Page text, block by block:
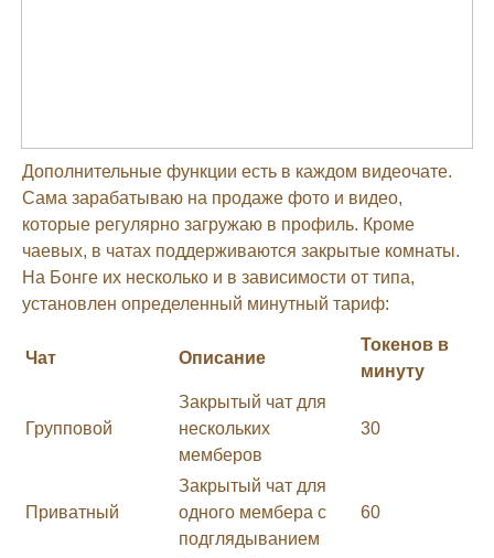
Дополнительные функции есть в каждом видеочате.
Сама зарабатываю на продаже фото и видео,
которые регулярно загружаю в профиль. Кроме
чаевых, в чатах поддерживаются закрытые комнаты.
На Бонге их несколько и в зависимости от типа,
установлен определенный минутный тариф:
Чат Описание
Токенов в
минуту
Групповой
Закрытый чат для
нескольких
мемберов
30
Приватный
Закрытый чат для
одного мембера с
подглядыванием
60